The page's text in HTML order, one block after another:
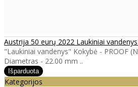
Austrija 50 eurų 2022 Laukiniai
"Laukiniai vandenys" Kokybė - PROOF
Diametras - 22.00 mm ..
Kategorijos